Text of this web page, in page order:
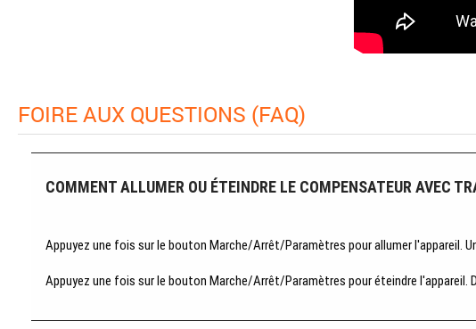
FOIRE AUX QUESTIONS (FAQ)
COMMENT ALLUMER OU ÉTEINDRE LE COMPENSATEUR AVEC
Appuyez une fois sur le bouton Marche/Arrêt/Paramètres pour allumer l'appareil.
Appuyez une fois sur le bouton Marche/Arrêt/Paramètres pour éteindre